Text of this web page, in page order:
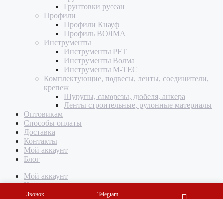
Звонок Telegram
Грунтовки русеан
Профили
Профили Кнауф
Профиль ВОЛМА
Инструменты
Инструменты PFT
Инструменты Волма
Инструменты M-TEC
Комплектующие, подвесы, ленты, соединители,
крепеж
Шурупы, саморезы, дюбеля, анкера
Ленты строительные, рулонные материалы
Оптовикам
Способы оплаты
Доставка
Контакты
Мой аккаунт
Блог
Мой аккаунт
Корзина